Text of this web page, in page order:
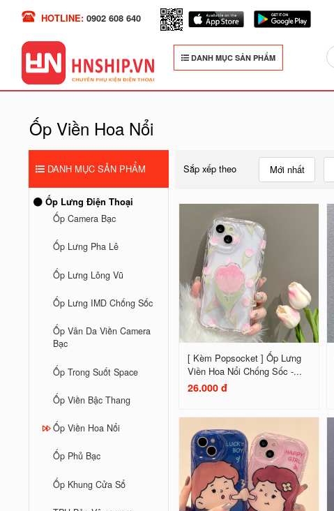
HOTLINE: 0902 608 640
DANH MỤC SẢN PHẨM
Ốp Viền Hoa Nổi
DANH MỤC SẢN PHẨM
Ốp Lưng Điện Thoại
Ốp Camera Bạc
Ốp Lưng Pha Lê
Ốp Lưng Lông Vũ
Ốp Lưng IMD Chống Sốc
Ốp Vân Da Viền Camera
Bạc
Ốp Trong Suốt Space
Ốp Viền Bậc Thang
Ốp Viền Hoa Nổi
Ốp Phủ Bạc
Ốp Khung Cửa Sổ
Sắp xếp theo Mới nhất
[ Kèm Popsocket ] Ốp Lưng
Viền Hoa Nổi Chống Sốc -...
26.000 đ